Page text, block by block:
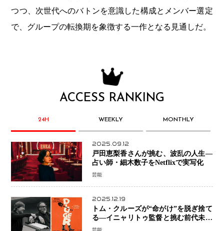
つつ、次世代へのバトンを意識した構成とメンバー選定
で、グループの転換期を象徴する一作となる見通しだ。
ACCESS RANKING
24H WEEKLY MONTHLY
2025.09.12
戸田恵梨香さんが挑む、波乱の人生―
占い師・細木数子をNetflixで実写化
芸能
2025.12.19
トム・クルーズが“命がけ”を脱ぎ捨て
る―イニャリトゥ監督と挑む前代未聞
の大惨事コメディ「DIGGER ディガ
芸能